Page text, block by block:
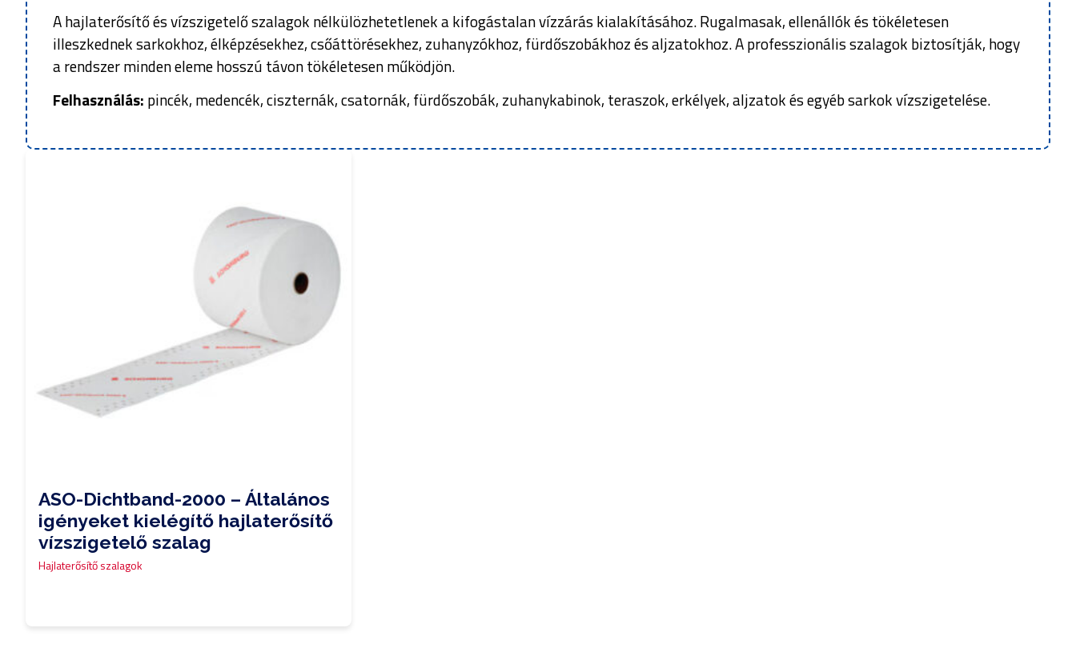
A hajlaterősítő és vízszigetelő szalagok nélkülözhetetlenek a kifogástalan vízzárás kialakításához. Rugalmasak, ellenállók és tökéletesen
illeszkednek sarkokhoz, élképzésekhez, csőáttörésekhez, zuhanyzókhoz, fürdőszobákhoz és aljzatokhoz. A professzionális szalagok biztosítják, hogy
a rendszer minden eleme hosszú távon tökéletesen működjön.
Felhasználás: pincék, medencék, ciszternák, csatornák, fürdőszobák, zuhanykabinok, teraszok, erkélyek, aljzatok és egyéb sarkok vízszigetelése.
ASO-Dichtband-2000 – Általános
igényeket kielégítő hajlaterősítő
vízszigetelő szalag
Hajlaterősítő szalagok